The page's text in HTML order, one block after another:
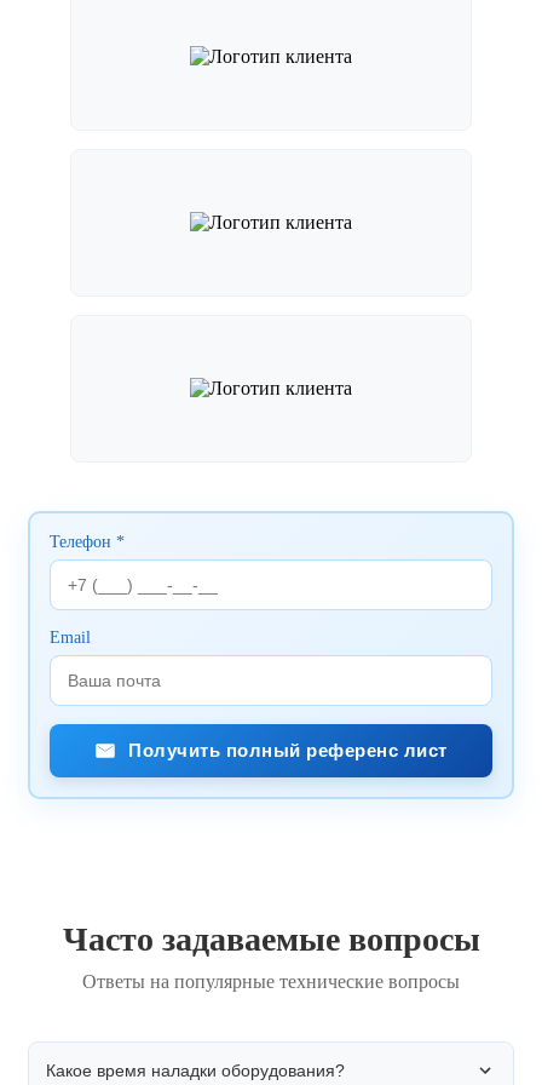
Телефон *
Email
Получить полный референс лист
Часто задаваемые вопросы
Ответы на популярные технические вопросы
Какое время наладки оборудования?